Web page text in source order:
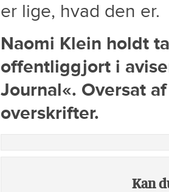
er lige, hvad den er.
Naomi Klein holdt
offentliggjort i
Journal«. Oversat
overskrifter.
Kan